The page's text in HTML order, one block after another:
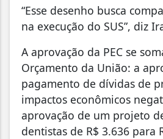
“Esse desenho busca
na execução do SUS”, diz
A aprovação da PEC se
Orçamento da União: a
pagamento de dívidas de
impactos econômicos
aprovação de um projeto
dentistas de R$ 3.636 para